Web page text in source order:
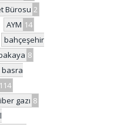
Bürosu 2
AYM 14
bahçeşehir
8
basra
114
gazı 8